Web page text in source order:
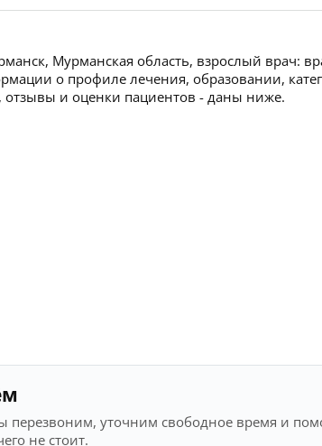
Мурманская область, взрослый врач:
о профиле лечения, образовании,
отзывы и оценки пациентов - даны ниже.
уточним свободное время и
не стоит.